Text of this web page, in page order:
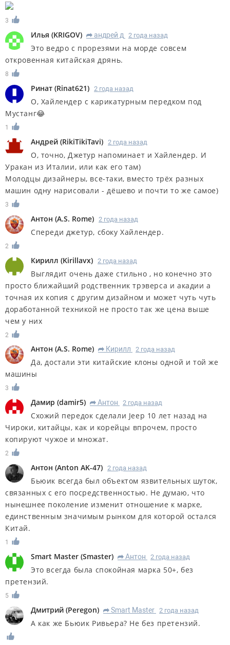
3
Илья (KRIGOV) R андрей д 2 года назад
Это ведро с прорезями на морде совсем
откровенная китайская дрянь.
8
Ринат (Rinat621) 2 года назад
О, Хайлендер с карикатурным передком под
Мустанг😂
1
Андрей (RikiTikiTavi) 2 года назад
О, точно, Джетур напоминает и Хайлендер. И
Уракан из Италии, или как его там)
Молодцы дизайнеры, все-таки, вместо трёх разных
машин одну нарисовали - дёшево и почти то же самое)
3
Антон (A.S. Rome) 2 года назад
Спереди джетур, сбоку Хайлендер.
2
Кирилл (Kirillavx) 2 года назад
Выглядит очень даже стильно , но конечно это
просто ближайший родственник трэверса и акадии а
точная их копия с другим дизайном и может чуть чуть
доработанной техникой не просто так же цена выше
чем у них
2
Антон (A.S. Rome) R Кирилл 2 года назад
Да, достали эти китайские клоны одной и той же
машины
3
Дамир (damir5) R Антон 2 года назад
Схожий передок сделали Jeep 10 лет назад на
Чироки, китайцы, как и корейцы впрочем, просто
копируют чужое и множат.
2
Антон (Anton AK-47) 2 года назад
Бьюик всегда был объектом язвительных шуток,
связанных с его посредственностью. Не думаю, что
нынешнее поколение изменит отношение к марке,
единственным значимым рынком для которой остался
Китай.
1
Smart Master (Smaster) R Антон 2 года назад
Это всегда была спокойная марка 50+, без
претензий.
5
Дмитрий (Peregon) R Smart Master 2 года назад
А как же Бьюик Ривьера? Не без претензий.